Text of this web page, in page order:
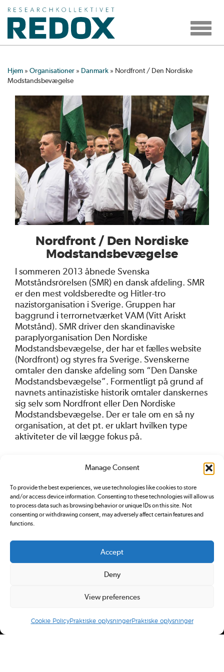
Manage Consent
To provide the best experiences, we use technologies like cookies to store
and/or access device information. Consenting to these technologies will allow us
to process data such as browsing behavior or unique IDs on this site. Not
consenting or withdrawing consent, may adversely affect certain features and
functions.
Accept
Deny
View preferences
Cookie PolicyPraktiske oplysningerPraktiske oplysninger
Toggle
Hjem » Organisationer » Danmark » Nordfront / Den Nordiske
Modstandsbevægelse
Nordfront / Den Nordiske
Modstandsbevægelse
I sommeren 2013 åbnede Svenska
Motståndsrörelsen (SMR) en dansk afdeling. SMR
er den mest voldsberedte og Hitler-tro
nazistorganisation i Sverige. Gruppen har
baggrund i terrornetværket VAM (Vitt Ariskt
Motstånd). SMR driver den skandinaviske
paraplyorganisation Den Nordiske
Modstandsbevægelse, der har et fælles website
(Nordfront) og styres fra Sverige. Svenskerne
omtaler den danske afdeling som “Den Danske
Modstandsbevægelse”. Formentligt på grund af
navnets antinazistiske historik omtaler danskernes
sig selv som Nordfront eller Den Nordiske
Modstandsbevægelse. Der er tale om en så ny
organisation, at det pt. er uklart hvilken type
aktiviteter de vil lægge fokus på.